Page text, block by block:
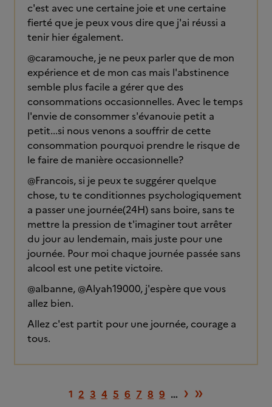
c'est avec une certaine joie et une certaine
fierté que je peux vous dire que j'ai réussi a
tenir hier également.
@caramouche, je ne peux parler que de mon
expérience et de mon cas mais l'abstinence
semble plus facile a gérer que des
consommations occasionnelles. Avec le temps
l'envie de consommer s'évanouie petit a
petit...si nous venons a souffrir de cette
consommation pourquoi prendre le risque de
le faire de manière occasionnelle?
@Francois, si je peux te suggérer quelque
chose, tu te conditionnes psychologiquement
a passer une journée(24H) sans boire, sans te
mettre la pression de t'imaginer tout arrêter
du jour au lendemain, mais juste pour une
journée. Pour moi chaque journée passée sans
alcool est une petite victoire.
@albanne, @Alyah19000, j'espère que vous
allez bien.
Allez c'est partit pour une journée, courage a
tous.
1 2 3 4 5 6 7 8 9 … Page
› Dernière
»